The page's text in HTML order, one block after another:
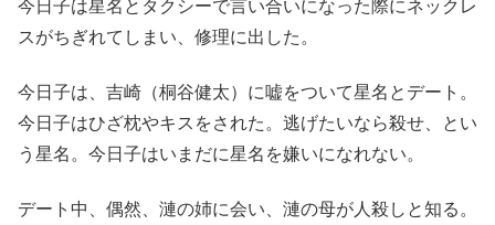
今日子は星名とタクシーで言い合いになった際にネックレ
スがちぎれてしまい、修理に出した。
今日子は、吉崎（桐谷健太）に嘘をついて星名とデート。
今日子はひざ枕やキスをされた。逃げたいなら殺せ、とい
う星名。今日子はいまだに星名を嫌いになれない。
デート中、偶然、漣の姉に会い、漣の母が人殺しと知る。